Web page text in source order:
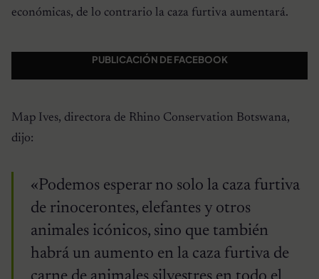
económicas, de lo contrario la caza furtiva aumentará.
PUBLICACIÓN DE FACEBOOK
Map Ives, directora de Rhino Conservation Botswana,
dijo:
«Podemos esperar no solo la caza furtiva
de rinocerontes, elefantes y otros
animales icónicos, sino que también
habrá un aumento en la caza furtiva de